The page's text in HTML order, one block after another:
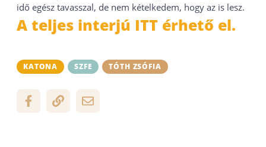
idő egész tavasszal, de nem kételkedem, hogy az is lesz.
A teljes interjú ITT érhető el.
KATONA SZFE TÓTH ZSÓFIA